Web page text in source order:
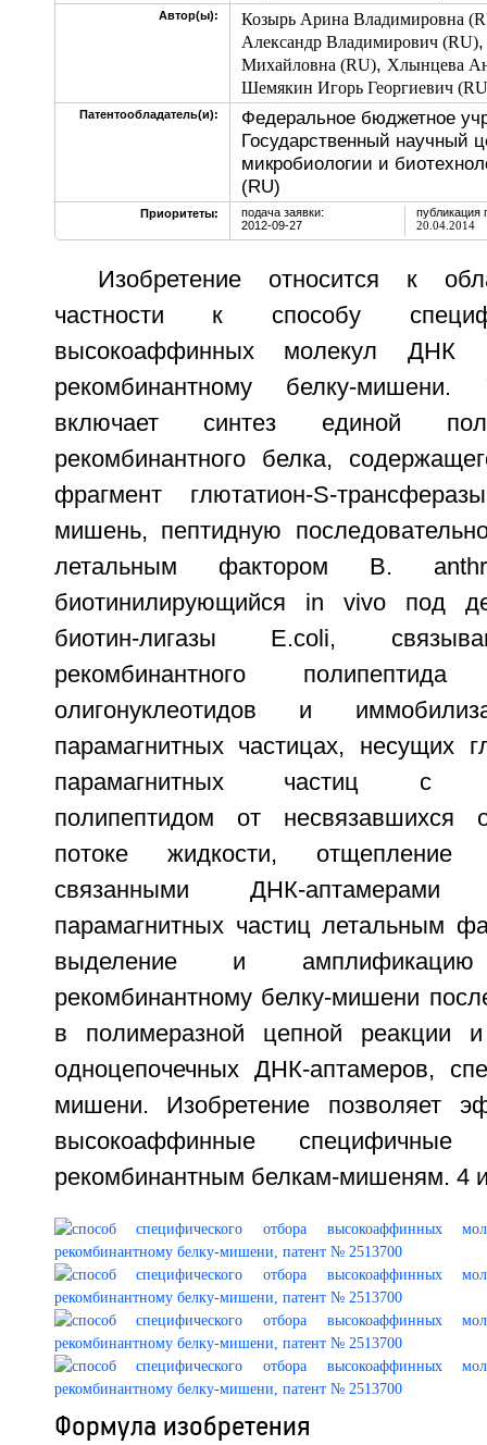
Автор(ы):
Козырь Арина Владимировна
Александр Владимирович (RU)
Михайловна (RU), Хлынцева
Шемякин Игорь Георгиевич
Патентообладатель(и):
Федеральное бюджетное
Государственный научный
микробиологии и
(RU)
Приоритеты:
подача заявки:
2012-09-27
публикация
20.04.2014
Изобретение относится к
частности к способу
высокоаффинных молекул ДНК
рекомбинантному белку-мишени.
включает синтез единой
рекомбинантного белка,
фрагмент глютатион-S-
мишень, пептидную
летальным фактором B.
биотинилирующийся in vivo под
биотин-лигазы E.coli,
рекомбинантного
олигонуклеотидов и
парамагнитных частицах, несущих
парамагнитных частиц с
полипептидом от несвязавшихся
потоке жидкости, отщепление
связанными ДНК-
парамагнитных частиц летальным
выделение и
рекомбинантному белку-мишени
в полимеразной цепной реакции
одноцепочечных ДНК-аптамеров,
мишени. Изобретение позволяет
высокоаффинные
рекомбинантным белкам-мишеням. 4
Формула изобретения